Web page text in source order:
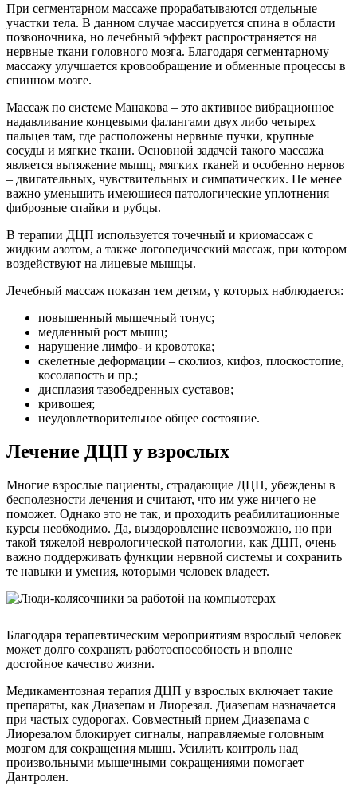
При сегментарном массаже прорабатываются отдельные
участки тела. В данном случае массируется спина в области
позвоночника, но лечебный эффект распространяется на
нервные ткани головного мозга. Благодаря сегментарному
массажу улучшается кровообращение и обменные процессы в
спинном мозге.
Массаж по системе Манакова – это активное вибрационное
надавливание концевыми фалангами двух либо четырех
пальцев там, где расположены нервные пучки, крупные
сосуды и мягкие ткани. Основной задачей такого массажа
является вытяжение мышц, мягких тканей и особенно нервов
– двигательных, чувствительных и симпатических. Не менее
важно уменьшить имеющиеся патологические уплотнения –
фиброзные спайки и рубцы.
В терапии ДЦП используется точечный и криомассаж с
жидким азотом, а также логопедический массаж, при котором
воздействуют на лицевые мышцы.
Лечебный массаж показан тем детям, у которых наблюдается:
повышенный мышечный тонус;
медленный рост мышц;
нарушение лимфо- и кровотока;
скелетные деформации – сколиоз, кифоз, плоскостопие,
косолапость и пр.;
дисплазия тазобедренных суставов;
кривошея;
неудовлетворительное общее состояние.
Лечение ДЦП у взрослых
Многие взрослые пациенты, страдающие ДЦП, убеждены в
бесполезности лечения и считают, что им уже ничего не
поможет. Однако это не так, и проходить реабилитационные
курсы необходимо. Да, выздоровление невозможно, но при
такой тяжелой неврологической патологии, как ДЦП, очень
важно поддерживать функции нервной системы и сохранить
те навыки и умения, которыми человек владеет.
Благодаря терапевтическим мероприятиям взрослый человек
может долго сохранять работоспособность и вполне
достойное качество жизни.
Медикаментозная терапия ДЦП у взрослых включает такие
препараты, как Диазепам и Лиорезал. Диазепам назначается
при частых судорогах. Совместный прием Диазепама с
Лиорезалом блокирует сигналы, направляемые головным
мозгом для сокращения мышц. Усилить контроль над
произвольными мышечными сокращениями помогает
Дантролен.